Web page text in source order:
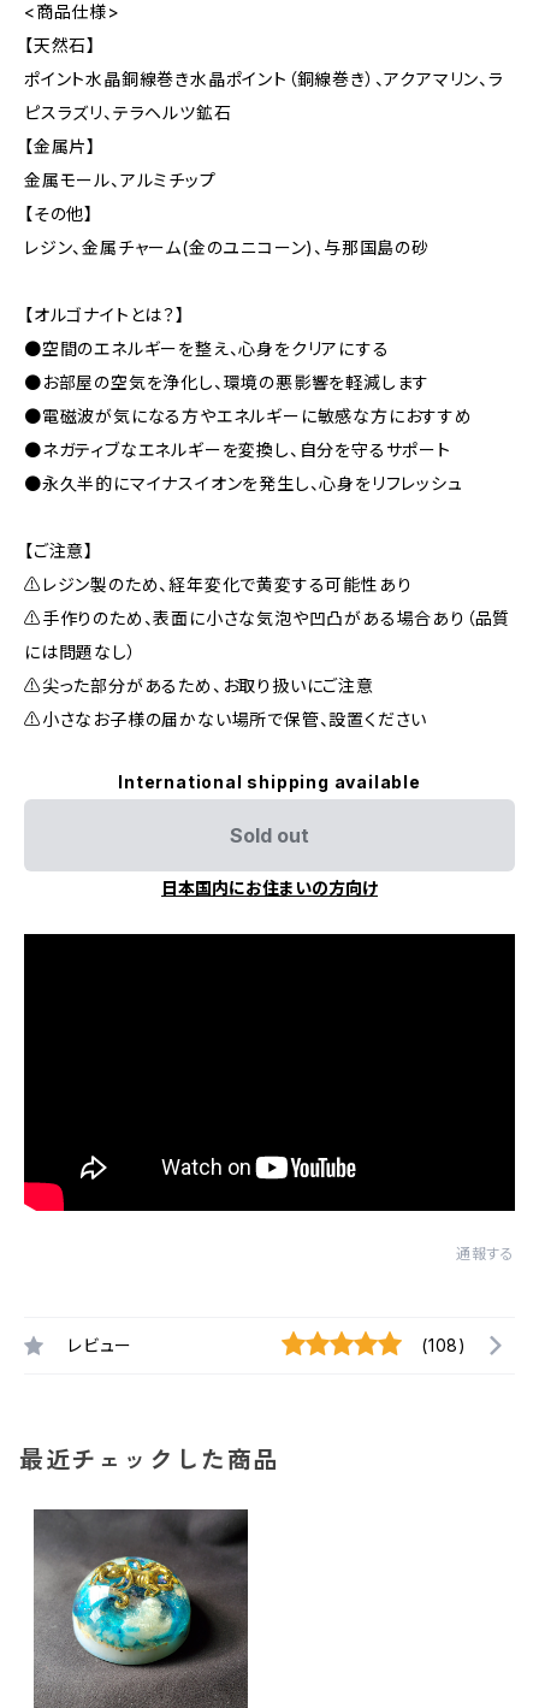
<商品仕様>
【天然石】
ポイント水晶銅線巻き水晶ポイント（銅線巻き）、アクアマリン、ラ
ピスラズリ、テラヘルツ鉱石
【金属片】
金属モール、アルミチップ
【その他】
レジン、金属チャーム(金のユニコーン)、与那国島の砂
【オルゴナイトとは？】
●空間のエネルギーを整え、心身をクリアにする
●お部屋の空気を浄化し、環境の悪影響を軽減します
●電磁波が気になる方やエネルギーに敏感な方におすすめ
●ネガティブなエネルギーを変換し、自分を守るサポート
●永久半的にマイナスイオンを発生し、心身をリフレッシュ
【ご注意】
⚠レジン製のため、経年変化で黄変する可能性あり
⚠手作りのため、表面に小さな気泡や凹凸がある場合あり（品質
には問題なし）
⚠尖った部分があるため、お取り扱いにご注意
⚠小さなお子様の届かない場所で保管、設置ください
International shipping available
Sold out
日本国内にお住まいの方向け
通報する
レビュー (108)
最近チェックした商品